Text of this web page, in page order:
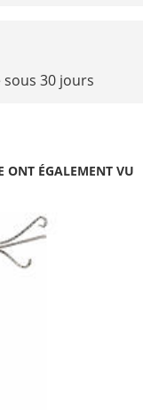
30 jours
ONT ÉGALEMENT VU